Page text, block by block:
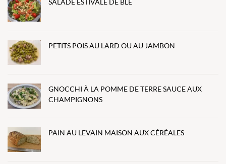
SALADE ESTIVALE DE BLÉ
PETITS POIS AU LARD OU AU JAMBON
GNOCCHI À LA POMME DE TERRE SAUCE AUX
CHAMPIGNONS
PAIN AU LEVAIN MAISON AUX CÉRÉALES